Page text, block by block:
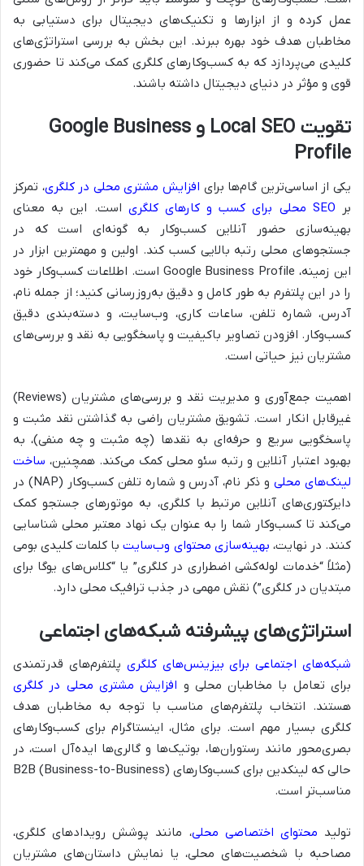
عمل کرده و از ابزارها و تکنیک‌های دیجیتال برای دستیابی به
مخاطبان هدف خود بهره ببرند. این بخش به بررسی استراتژی‌های
کلیدی می‌پردازد که به کسب‌وکارهای کلگری کمک می‌کند تا حضوری
قوی و مؤثر در دنیای دیجیتال داشته باشند.
تقویت Local SEO و Google Business
Profile
یکی از اساسی‌ترین گام‌ها برای افزایش مشتری محلی در کلگری، تمرکز
بر SEO محلی برای کسب و کارهای کلگری
است. این به معنای
بهینه‌سازی حضور آنلاین کسب‌وکار به گونه‌ای است که در
جستجوهای محلی رتبه بالایی کسب کند. اولین و مهمترین ابزار در
این زمینه، Google Business Profile است. اطلاعات کسب‌وکار خود
را در این پلتفرم به طور کامل و دقیق به‌روزرسانی کنید؛ از جمله نام،
آدرس، شماره تلفن، ساعات کاری، وب‌سایت، و دسته‌بندی دقیق
کسب‌وکار. افزودن تصاویر باکیفیت و پاسخگویی به نقد و بررسی‌های
مشتریان نیز حیاتی است.
اهمیت جمع‌آوری و مدیریت نقد و بررسی‌های مشتریان (Reviews)
غیرقابل انکار است. تشویق مشتریان راضی به گذاشتن نقد مثبت و
پاسخگویی سریع و حرفه‌ای به نقدها (چه مثبت و چه منفی)، به
بهبود اعتبار آنلاین و رتبه سئو محلی کمک می‌کند. همچنین، ساخت
لینک‌های محلی
و ذکر نام، آدرس و شماره تلفن کسب‌وکار (NAP) در
دایرکتوری‌های آنلاین مرتبط با کلگری، به موتورهای جستجو کمک
می‌کند تا کسب‌وکار شما را به عنوان یک نهاد معتبر محلی شناسایی
کنند. در نهایت، بهینه‌سازی محتوای وب‌سایتبا کلمات کلیدی بومی
(مثلاً “خدمات لوله‌کشی اضطراری در کلگری” یا “کلاس‌های یوگا برای
مبتدیان در کلگری”) نقش مهمی در جذب ترافیک محلی دارد.
استراتژی‌های پیشرفته شبکه‌های اجتماعی
شبکه‌های اجتماعی برای بیزینس‌های کلگری پلتفرم‌های قدرتمندی
برای تعامل با مخاطبان محلی و افزایش مشتری محلی در کلگری
هستند. انتخاب پلتفرم‌های مناسب با توجه به مخاطبان هدف
کلگری بسیار مهم است. برای مثال، اینستاگرام برای کسب‌وکارهای
بصری‌محور مانند رستوران‌ها، بوتیک‌ها و گالری‌ها ایده‌آل است، در
حالی که لینکدین برای کسب‌وکارهای B2B (Business-to-Business)
مناسب‌تر است.
تولید محتوای اختصاصی محلی، مانند پوشش رویدادهای کلگری،
مصاحبه با شخصیت‌های محلی، یا نمایش داستان‌های مشتریان